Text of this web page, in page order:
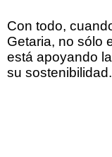
Con todo,
Getaria, no sólo
está apoyando
su sostenibilidad.